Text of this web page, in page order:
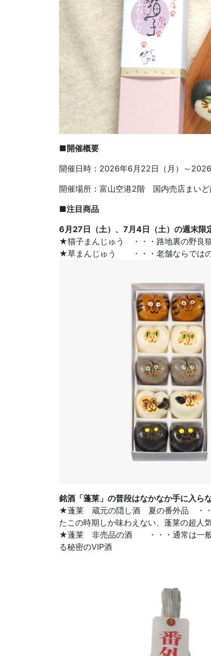
■開催概要
開催日時：2026年6月22日（月）～
開催場所：富山空港2階 国内売店まいど
■注目商品
6月27日（土）、7月4日（土）の週末限
★猫子まんじゅう ・・・路地裏の野良
★草まんじゅう ・・・老舗ならではの
銘酒「蓬莱」の普段はなかなか手に入ら
★蓬莱 蔵元の隠し酒 夏の番外品 ・・
たこの時期しか味わえない、蓬莱の超人
★蓬莱 非売品の酒 ・・・通常は一般
る秘密のVIP酒